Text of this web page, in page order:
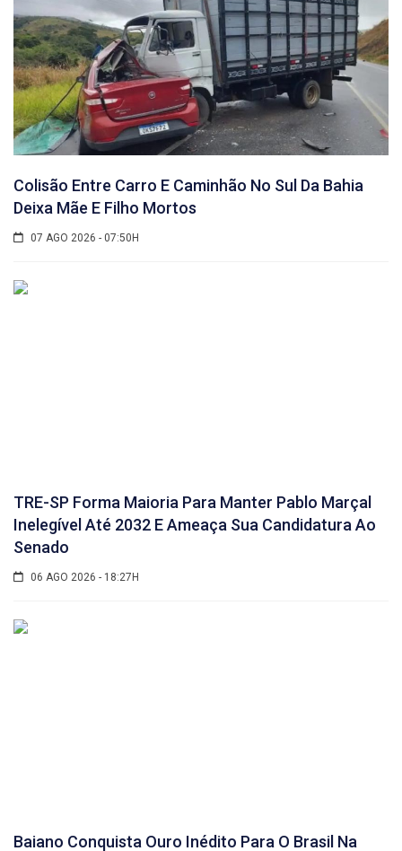
Colisão Entre Carro E Caminhão No Sul Da Bahia
Deixa Mãe E Filho Mortos
07 AGO 2026 - 07:50H
TRE-SP Forma Maioria Para Manter Pablo Marçal
Inelegível Até 2032 E Ameaça Sua Candidatura Ao
Senado
06 AGO 2026 - 18:27H
Baiano Conquista Ouro Inédito Para O Brasil Na